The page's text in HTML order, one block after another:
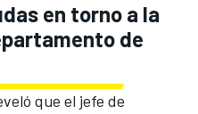
en torno a la
de
que el jefe de